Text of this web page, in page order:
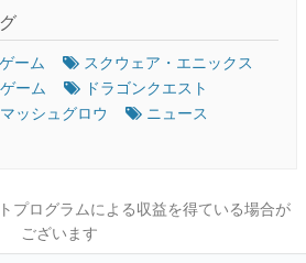
ーム
スクウェア・エニックス
ーム
ドラゴンクエスト
ッシュグロウ
ニュース
プログラムによる収益を得ている場合が
ございます